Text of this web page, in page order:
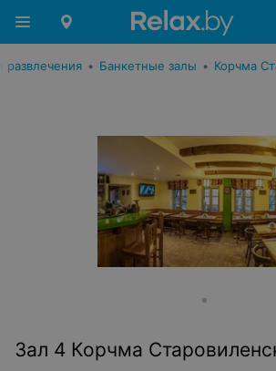
развлечения • Банкетные залы • Корчма
Зал 4 Корчма